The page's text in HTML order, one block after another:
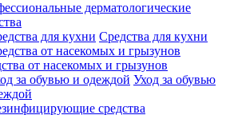
дерматологические
Средства для кухни
от насекомых и грызунов
Уход за обувью